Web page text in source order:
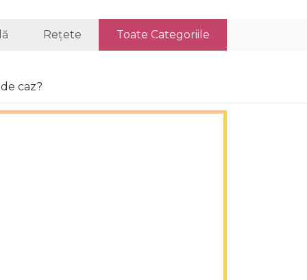
Rețete Toate Categoriile
caz?